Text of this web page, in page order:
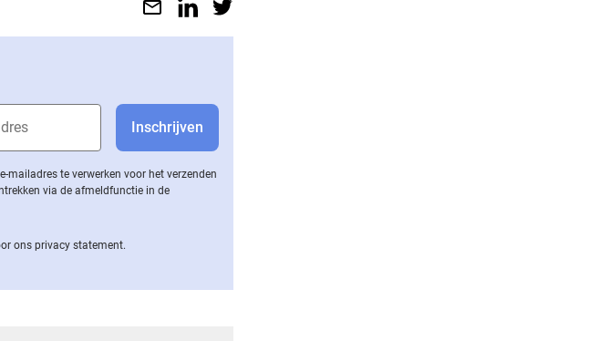
mailadres te verwerken voor het verzenden
via de af­meld­func­tie in de
ons privacy statement.